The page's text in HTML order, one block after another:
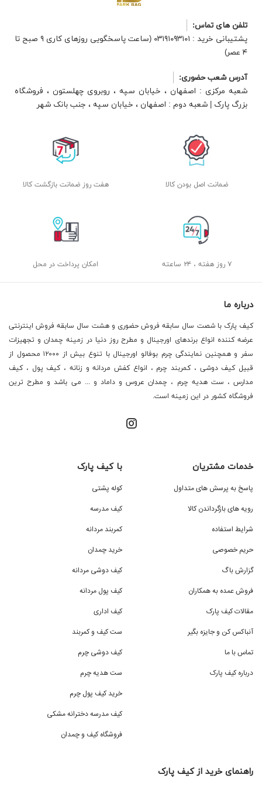
تلفن های تماس:
پشتیبانی خرید : ۰۳۱۹۱۰۹۳۱۰۱ (ساعت پاسخگویی روزهای کاری ۹ صبح تا
۴ عصر)
آدرس شعب حضوری:
شعبه مرکزی : اصفهان ، خیابان سپه ، روبروی چهلستون ، فروشگاه
بزرگ پارک | شعبه دوم : اصفهان ، خیابان سپه ، جنب بانک شهر
ضمانت اصل بودن کالا هفت روز ضمانت بازگشت کالا
۷ روز هفته ، ۲۴ ساعته امکان پرداخت در محل
درباره ما
کیف پارک با شصت سال سابقه فروش حضوری و هشت سال سابقه فروش اینترنتی
عرضه کننده انواع برندهای اورجینال و مطرح روز دنیا در زمینه چمدان و تجهیزات
سفر و همچنین نمایندگی چرم بوفالو اورجینال با تنوع بیش از ۱۲۰۰۰ محصول از
قبیل کیف دوشی ، کمربند چرم ، انواع کفش مردانه و زنانه ، کیف پول ، کیف
مدارس ، ست هدیه چرم ، چمدان عروس و داماد و ... می باشد و مطرح ترین
فروشگاه کشور در این زمینه است.
خدمات مشتریان
پاسخ به پرسش های متداول
رویه های بازگرداندن کالا
شرایط استفاده
حریم خصوصی
گزارش باگ
فروش عمده به همکاران
مقالات کیف پارک
آنباکس کن و جایزه بگیر
تماس با ما
درباره کیف پارک
با کیف پارک
کوله پشتی
کیف مدرسه
کمربند مردانه
خرید چمدان
کیف دوشی مردانه
کیف پول مردانه
کیف اداری
ست کیف و کمربند
کیف دوشی چرم
ست هدیه چرم
خرید کیف پول چرم
کیف مدرسه دخترانه مشکی
فروشگاه کیف و چمدان
راهنمای خرید از کیف پارک